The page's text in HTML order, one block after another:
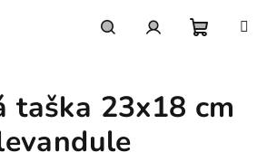
košík
taška 23x18 cm